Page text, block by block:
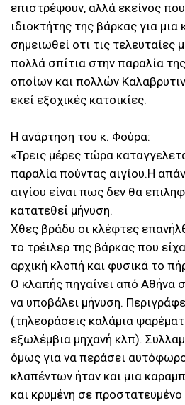
επιστρέψουν, αλλά εκείνος
ιδιοκτήτης της βάρκας για
σημειωθεί οτι τις τελευταίες
πολλά σπίτια στην παραλία
οποίων και πολλών
εκεί εξοχικές κατοικίες.
Η ανάρτηση του κ. Φούρα:
«Τρεις μέρες τώρα
παραλία πούντας αιγίου.Η
αιγίου είναι πως δεν θα
κατατεθεί μήνυση.
Χθες βράδυ οι κλέφτες
το τρέιλερ της βάρκας που
αρχική κλοπή και φυσικά το
Ο κλαπής πηγαίνει από Αθήνα
να υποβάλει μήνυση.
(τηλεοράσεις καλάμια
εξωλέμβια μηχανή κλπ).
όμως για να περάσει
κλαπέντων ήταν και μια
και κρυμένη σε προστατευμένο